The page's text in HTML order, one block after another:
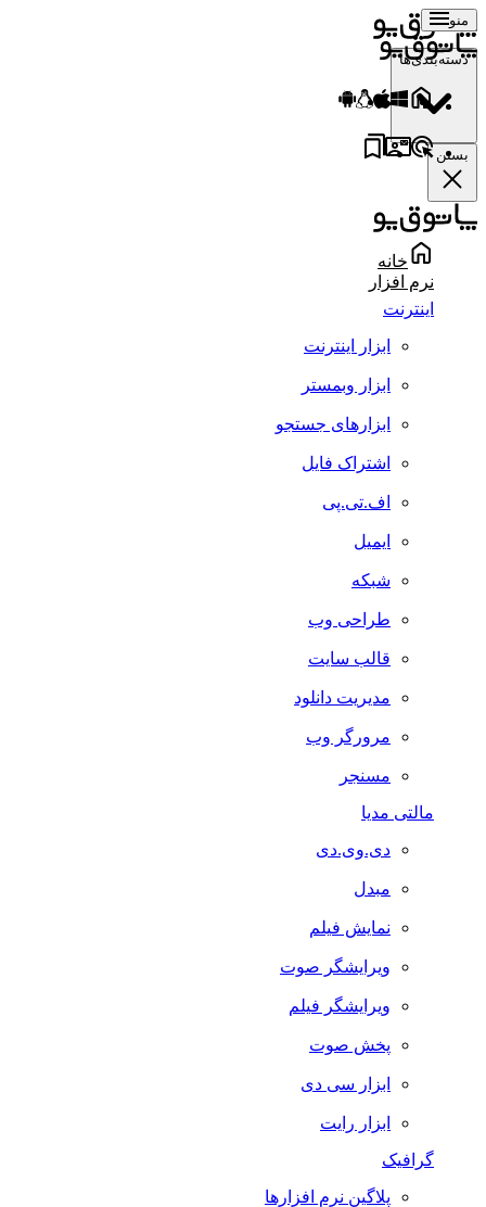
منو
دسته‌بندی‌ها
بستن
خانه
نرم افزار
اینترنت
ابزار اینترنت
ابزار وبمستر
ابزارهای جستجو
اشتراک فایل
اف.تی.پی
ایمیل
شبکه
طراحی وب
قالب سایت
مدیریت دانلود
مرورگر وب
مسنجر
مالتی مدیا
دی.وی.دی
مبدل
نمایش فیلم
ویرایشگر صوت
ویرایشگر فیلم
پخش صوت
ابزار سی دی
ابزار رایت
گرافیک
پلاگین نرم افزارها